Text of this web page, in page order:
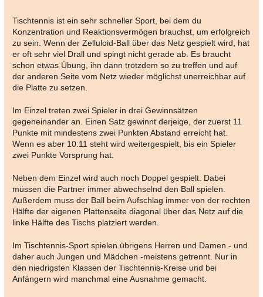
Tischtennis ist ein sehr schneller Sport, bei dem du
Konzentration und Reaktionsvermögen brauchst, um erfolgreich
zu sein. Wenn der Zelluloid-Ball über das Netz gespielt wird, hat
er oft sehr viel Drall und spingt nicht gerade ab. Es braucht
schon etwas Übung, ihn dann trotzdem so zu treffen und auf
der anderen Seite vom Netz wieder möglichst unerreichbar auf
die Platte zu setzen.
Im Einzel treten zwei Spieler in drei Gewinnsätzen
gegeneinander an. Einen Satz gewinnt derjeige, der zuerst 11
Punkte mit mindestens zwei Punkten Abstand erreicht hat.
Wenn es aber 10:11 steht wird weitergespielt, bis ein Spieler
zwei Punkte Vorsprung hat.
Neben dem Einzel wird auch noch Doppel gespielt. Dabei
müssen die Partner immer abwechselnd den Ball spielen.
Außerdem muss der Ball beim Aufschlag immer von der rechten
Hälfte der eigenen Plattenseite diagonal über das Netz auf die
linke Hälfte des Tischs platziert werden.
Im Tischtennis-Sport spielen übrigens Herren und Damen - und
daher auch Jungen und Mädchen -meistens getrennt. Nur in
den niedrigsten Klassen der Tischtennis-Kreise und bei
Anfängern wird manchmal eine Ausnahme gemacht.